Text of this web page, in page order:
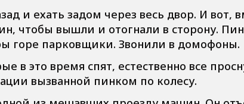
и ехать задом через весь двор. И вот,
чтобы вышли и отогнали в сторону.
горе парковщики. Звонили в домофоны.
это время спят, естественно все
вызванной пинком по колесу.